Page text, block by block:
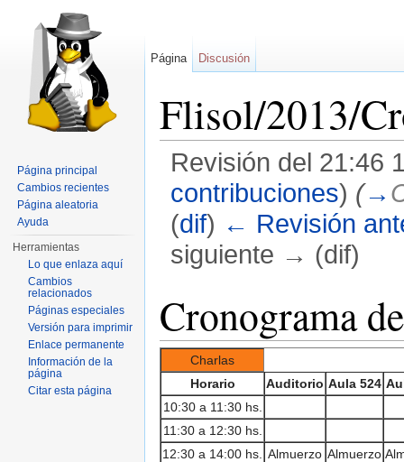
Flisol/2013/
Revisión del 21:46
contribuciones) (→
(dif) ← Revisión
siguiente → (dif)
Cronograma
Charlas
Horario
Auditorio Aula 524
10:30 a 11:30 hs.
11:30 a 12:30 hs.
12:30 a 14:00 hs.
Almuerzo Almuerzo
Página Discusión
Página principal
Cambios recientes
Página aleatoria
Ayuda
Herramientas
Lo que enlaza aquí
Cambios
relacionados
Páginas especiales
Versión para imprimir
Enlace permanente
Información de la
página
Citar esta página